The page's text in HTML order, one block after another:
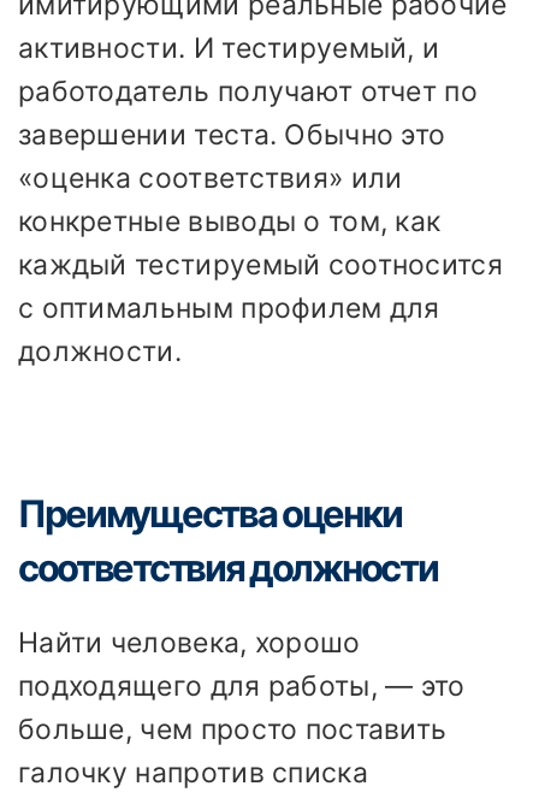
активности. И тестируемый, и
работодатель получают отчет по
завершении теста. Обычно это
«оценка соответствия» или
конкретные выводы о том, как
каждый тестируемый соотносится
с оптимальным профилем для
должности.
Преимущества оценки
соответствия должности
Найти человека, хорошо
подходящего для работы, — это
больше, чем просто поставить
галочку напротив списка